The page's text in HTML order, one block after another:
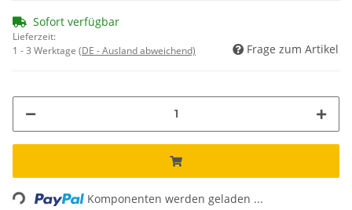
Sofort verfügbar
Lieferzeit:
1 - 3 Werktage (DE - Ausland abweichend) Frage zum Artikel
Komponenten werden geladen ...